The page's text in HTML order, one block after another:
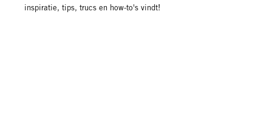
inspiratie, tips, trucs en how-to's vindt!